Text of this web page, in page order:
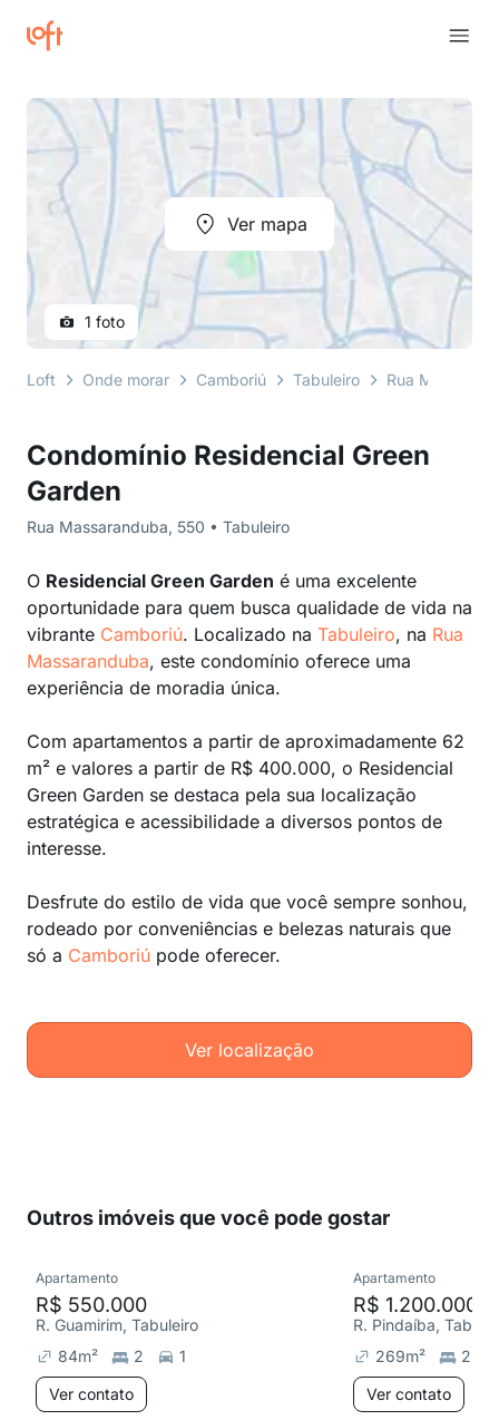
Condomínio Residencial Green
Garden
Rua Massaranduba, 550 • Tabuleiro
O Residencial Green Garden é uma excelente
oportunidade para quem busca qualidade de vida na
vibrante Camboriú. Localizado na Tabuleiro, na Rua
Massaranduba, este condomínio oferece uma
experiência de moradia única.
Com apartamentos a partir de aproximadamente 62
m² e valores a partir de R$ 400.000, o Residencial
Green Garden se destaca pela sua localização
estratégica e acessibilidade a diversos pontos de
interesse.
Desfrute do estilo de vida que você sempre sonhou,
rodeado por conveniências e belezas naturais que
só a Camboriú pode oferecer.
Ver localização
Ver mapa
1 foto
Loft Onde morar Camboriú Tabuleiro Rua
Outros imóveis que você pode gostar
Apartamento
R$ 550.000
R. Guamirim, Tabuleiro
84m² 2
1
Ver contato
Apartamento
R$ 1.200.000
R. Pindaíba,
269m²
2
Ver contato